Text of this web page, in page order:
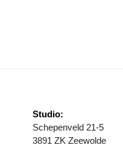
SCHOON, ONTVANG JE LOON!
Studio:
Schepenveld 21-5
3891 ZK Zeewolde